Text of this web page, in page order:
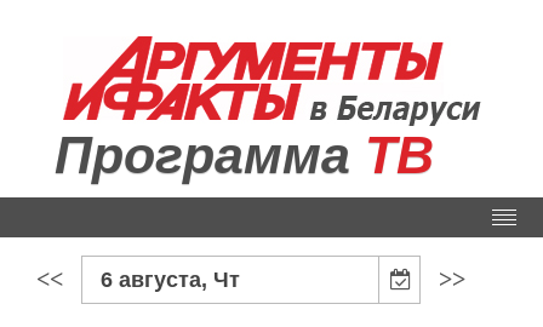
Программа ТВ
<< 6 августа, Чт >>